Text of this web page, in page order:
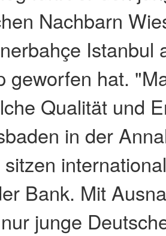
Nachbarn
Istanbul
geworfen hat.
Qualität und
in der
Bank. Mit
junge